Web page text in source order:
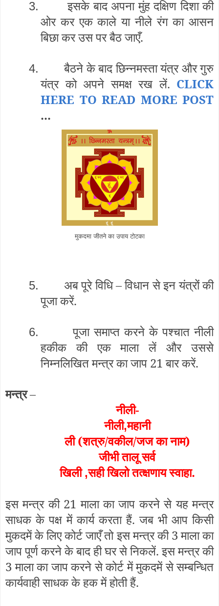
3.
इसके बाद अपना मुंह दक्षिण दिशा की
ओर कर एक काले या नीले रंग का आसन
बिछा कर उस पर बैठ जाएँ.
4.
बैठने के बाद छिन्नमस्ता यंत्र और गुरु
यंत्र को अपने समक्ष रख लें. CLICK
HERE TO READ MORE POST
...
मुकदमा जीतने का उपाय टोटका
5.
अब पूरे विधि – विधान से इन यंत्रों की
पूजा करें.
6.
पूजा समाप्त करने के पश्चात नीली
हकीक की एक माला लें और उससे
निम्नलिखित मन्त्र का जाप 21 बार करें.
मन्त्र–
नीली-
नीली,महानी
ली (शत्रु/वकील/जज का नाम)
जीभी तालू सर्व
खिली,सही खिलो तत्क्षणाय स्वाहा.
इस मन्त्र की 21 माला का जाप करने से यह मन्त्र
साधक के पक्ष में कार्य करता हैं. जब भी आप किसी
मुकदमें के लिए कोर्ट जाएँ तो इस मन्त्र की 3 माला का
जाप पूर्ण करने के बाद ही घर से निकलें. इस मन्त्र की
3 माला का जाप करने से कोर्ट में मुकदमें से सम्बन्धित
कार्यवाही साधक के हक में होती हैं.